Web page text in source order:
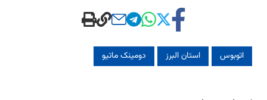
اتوبوس استان البرز دومینک ماتیو